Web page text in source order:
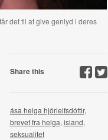
det til at give genlyd i deres
Share this
ása helga hjörleifsdóttir,
brevet fra helga, island,
seksualitet